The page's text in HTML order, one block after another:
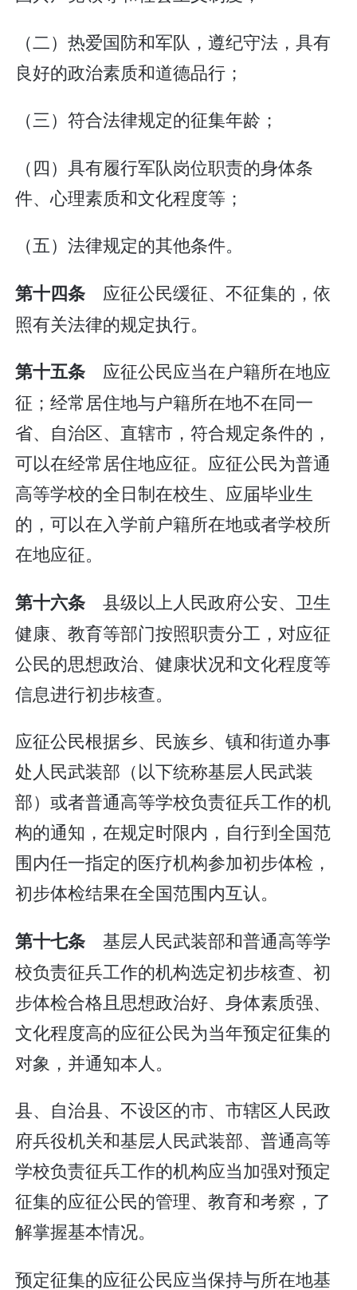
（二）热爱国防和军队，遵纪守法，具有
良好的政治素质和道德品行；
（三）符合法律规定的征集年龄；
（四）具有履行军队岗位职责的身体条
件、心理素质和文化程度等；
（五）法律规定的其他条件。
第十四条 应征公民缓征、不征集的，依
照有关法律的规定执行。
第十五条 应征公民应当在户籍所在地应
征；经常居住地与户籍所在地不在同一
省、自治区、直辖市，符合规定条件的，
可以在经常居住地应征。应征公民为普通
高等学校的全日制在校生、应届毕业生
的，可以在入学前户籍所在地或者学校所
在地应征。
第十六条 县级以上人民政府公安、卫生
健康、教育等部门按照职责分工，对应征
公民的思想政治、健康状况和文化程度等
信息进行初步核查。
应征公民根据乡、民族乡、镇和街道办事
处人民武装部（以下统称基层人民武装
部）或者普通高等学校负责征兵工作的机
构的通知，在规定时限内，自行到全国范
围内任一指定的医疗机构参加初步体检，
初步体检结果在全国范围内互认。
第十七条 基层人民武装部和普通高等学
校负责征兵工作的机构选定初步核查、初
步体检合格且思想政治好、身体素质强、
文化程度高的应征公民为当年预定征集的
对象，并通知本人。
县、自治县、不设区的市、市辖区人民政
府兵役机关和基层人民武装部、普通高等
学校负责征兵工作的机构应当加强对预定
征集的应征公民的管理、教育和考察，了
解掌握基本情况。
预定征集的应征公民应当保持与所在地基